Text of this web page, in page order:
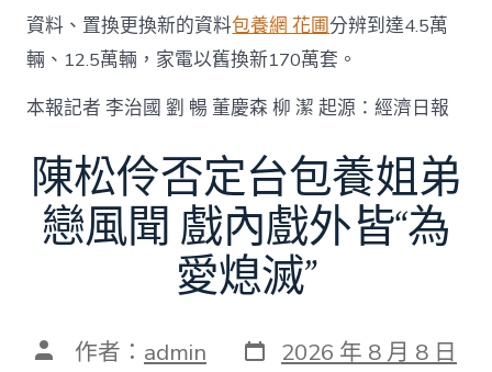
資料、置換更換新的資料包養網 花圃分辨到達4.5萬
輛、12.5萬輛，家電以舊換新170萬套。
本報記者 李治國 劉 暢 董慶森 柳 潔 起源：經濟日報
陳松伶否定台包養姐弟
戀風聞 戲內戲外皆“為
愛熄滅”
文 作者： admin 發
2026 年 8 月 8 日